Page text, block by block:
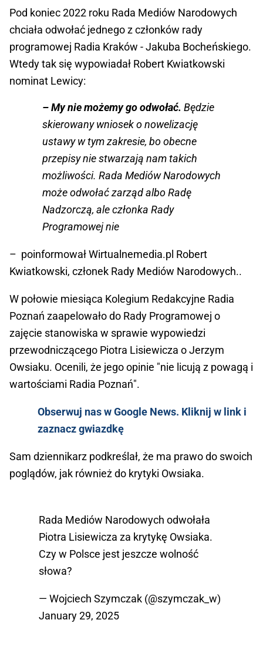
Pod koniec 2022 roku Rada Mediów Narodowych
chciała odwołać jednego z członków rady
programowej Radia Kraków - Jakuba Bocheńskiego.
Wtedy tak się wypowiadał Robert Kwiatkowski
nominat Lewicy:
– My nie możemy go odwołać. Będzie
skierowany wniosek o nowelizację
ustawy w tym zakresie, bo obecne
przepisy nie stwarzają nam takich
możliwości. Rada Mediów Narodowych
może odwołać zarząd albo Radę
Nadzorczą, ale członka Rady
Programowej nie
– poinformował Wirtualnemedia.pl Robert
Kwiatkowski, członek Rady Mediów Narodowych..
W połowie miesiąca Kolegium Redakcyjne Radia
Poznań zaapelowało do Rady Programowej o
zajęcie stanowiska w sprawie wypowiedzi
przewodniczącego Piotra Lisiewicza o Jerzym
Owsiaku. Ocenili, że jego opinie "nie licują z powagą i
wartościami Radia Poznań".
Obserwuj nas w Google News. Kliknij w link i
zaznacz gwiazdkę
Sam dziennikarz podkreślał, że ma prawo do swoich
poglądów, jak również do krytyki Owsiaka.
Rada Mediów Narodowych odwołała
Piotra Lisiewicza za krytykę Owsiaka.
Czy w Polsce jest jeszcze wolność
słowa?
— Wojciech Szymczak (@szymczak_w)
January 29, 2025